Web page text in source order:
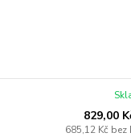
829,00
685,12 Kč bez